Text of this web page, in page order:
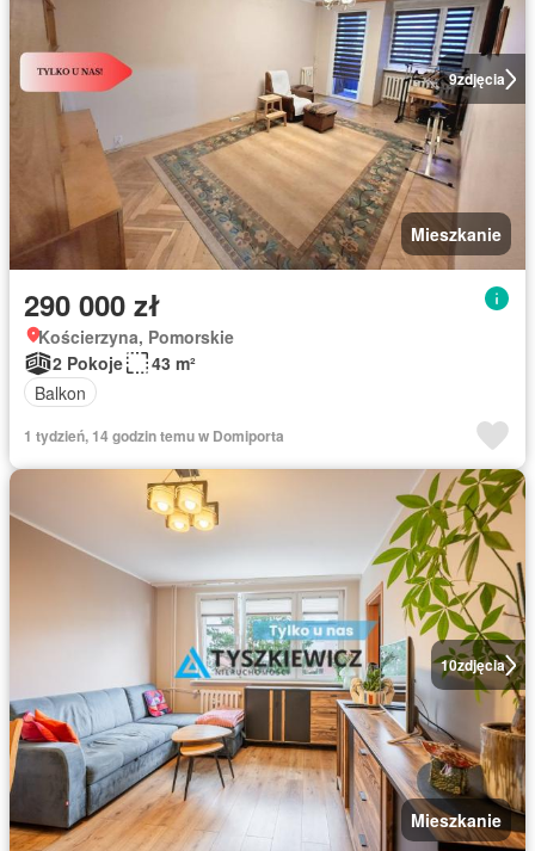
9zdjęcia
Mieszkanie
290 000 zł
Kościerzyna, Pomorskie
2 Pokoje
43 m²
Balkon
1 tydzień, 14 godzin temu w Domiporta
10zdjęcia
Mieszkanie